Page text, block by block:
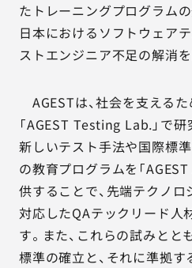
たトレーニングプログラム
日本におけるソフトウェア
ストエンジニア不足の解消
AGESTは、社会を支える
「AGEST Testing Lab.」で
新しいテスト手法や国際標
の教育プログラムを「
供することで、先端テクノ
対応したQAテックリード人
す。また、これらの試みとと
標準の確立と、それに準拠